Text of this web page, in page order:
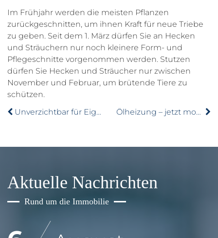
Im Frühjahr werden die meisten Pflanzen
zurückgeschnitten, um ihnen Kraft für neue Triebe
zu geben. Seit dem 1. März dürfen Sie an Hecken
und Sträuchern nur noch kleinere Form- und
Pflegeschnitte vorgenommen werden. Stutzen
dürfen Sie Hecken und Sträucher nur zwischen
November und Februar, um brütende Tiere zu
schützen.
Unverzichtbar für Eigentümer: Wohngebäudeversicherung
Ölheizung – jetzt modernisieren und sparen
Aktuelle Nachrichten
Rund um die Immobilie